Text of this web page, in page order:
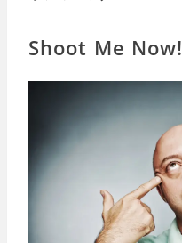
Shoot Me Now!